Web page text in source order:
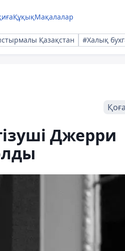
ҚұқықМақалалар
Қазақстан #Халық
Джерри